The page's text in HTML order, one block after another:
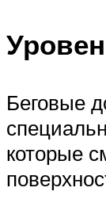
Беговые
которые